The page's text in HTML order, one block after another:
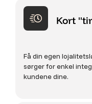
Kort
Få din egen
sørger for enkel
kundene dine.